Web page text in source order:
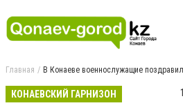
Главная В Конаеве военнослужащие
КОНАЕВСКИЙ ГАРНИЗОН